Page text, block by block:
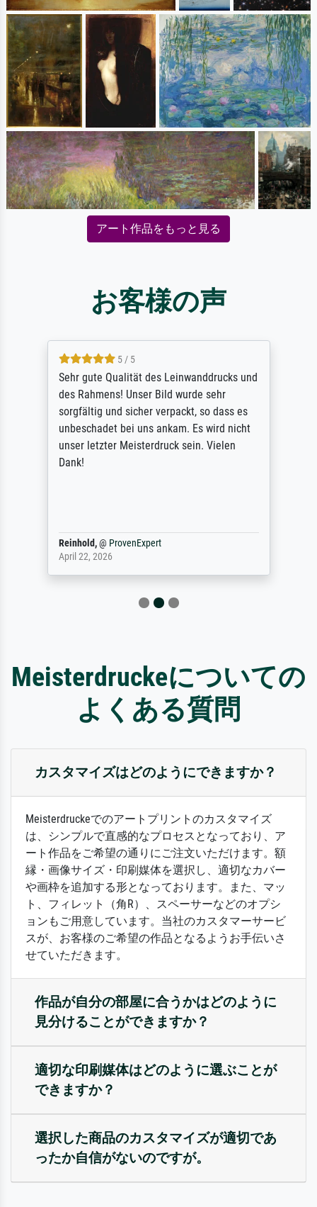
アート作品をもっと見る
お客様の声
5 / 5
Sehr gute Qualität des Leinwanddrucks und
des Rahmens! Unser Bild wurde sehr
sorgfältig und sicher verpackt, so dass es
unbeschadet bei uns ankam. Es wird nicht
unser letzter Meisterdruck sein. Vielen
Dank!
Reinhold,@ ProvenExpert
April 22, 2026
Meisterdruckeについての
よくある質問
カスタマイズはどのようにできますか？
Meisterdruckeでのアートプリントのカスタマイズ
は、シンプルで直感的なプロセスとなっており、ア
ート作品をご希望の通りにご注文いただけます。額
縁・画像サイズ・印刷媒体を選択し、適切なカバー
や画枠を追加する形となっております。また、マッ
ト、フィレット（角R）、スペーサーなどのオプシ
ョンもご用意しています。当社のカスタマーサービ
スが、お客様のご希望の作品となるようお手伝いさ
せていただきます。
作品が自分の部屋に合うかはどのように
見分けることができますか？
適切な印刷媒体はどのように選ぶことが
できますか？
選択した商品のカスタマイズが適切であ
ったか自信がないのですが。